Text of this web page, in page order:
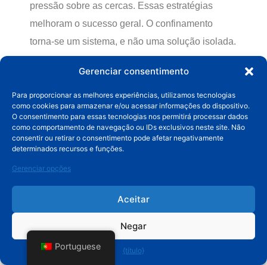
Gerenciar consentimento
Para proporcionar as melhores experiências, utilizamos tecnologias
como cookies para armazenar e/ou acessar informações do dispositivo.
O consentimento para essas tecnologias nos permitirá processar dados
como comportamento de navegação ou IDs exclusivos neste site. Não
consentir ou retirar o consentimento pode afetar negativamente
determinados recursos e funções.
Gerenciar opções
Aceitar
Negar
{título}
pressão sobre as cercas. Essas estratégias
melhoram o sucesso geral. O confinamento
torna-se um sistema, e não uma solução isolada.
Exercício diário e
atividade física
Exercício reduz a frustração e o tédio. Cães
ativos têm menos probabilidade de cavar.
para a integridade da cerca. Exercício é uma
forma de manutenção preventiva.
Cães com saídas regulares testam os limites
Portuguese